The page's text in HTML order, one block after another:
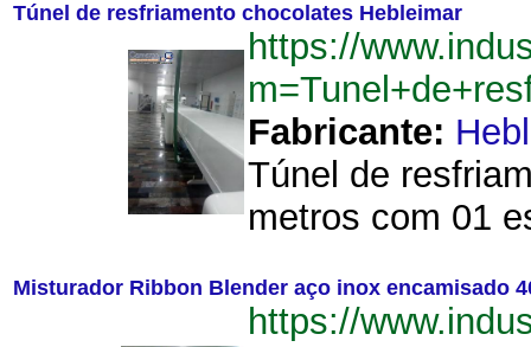
Túnel de resfriamento chocolates Hebleimar
https://
Fabricante:
Túnel de
metros com 01
Misturador Ribbon Blender aço inox encamisado
https://